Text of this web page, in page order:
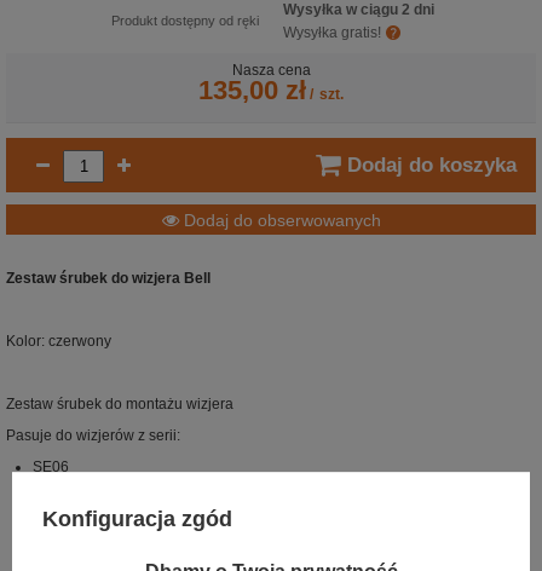
Produkt dostępny od ręki
Wysyłka w ciągu 2 dni
Wysyłka gratis!
Nasza cena
135,00 zł / szt.
Dodaj do koszyka
Dodaj do obserwowanych
Zestaw śrubek do wizjera Bell
Kolor: czerwony
Zestaw śrubek do montażu wizjera
Pasuje do wizjerów z serii:
SE06
SE07EV
Konfiguracja zgód